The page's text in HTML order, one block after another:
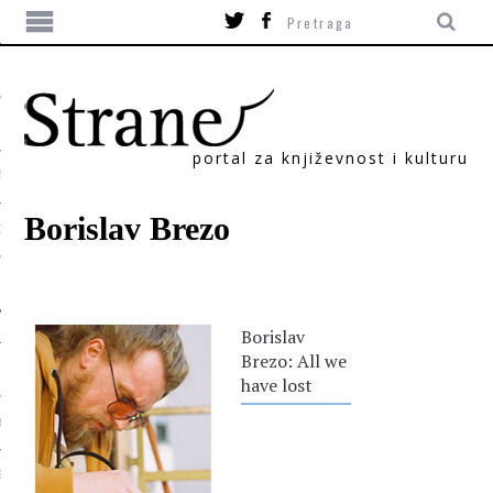
portal za književnost i kulturu
Borislav Brezo
Borislav
Brezo: All we
have lost